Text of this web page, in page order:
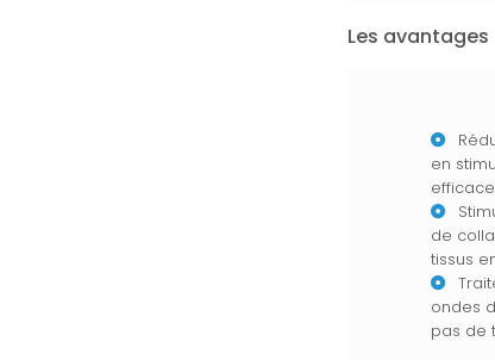
Les
en
de
tissus
ondes
pas de